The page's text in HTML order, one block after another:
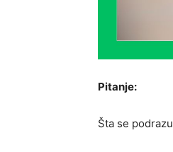
Pitanje:
Šta se